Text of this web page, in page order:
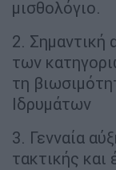
μισθολόγιο.
2.
των
τη
Ιδρυμάτων
3. Γενναία
τακτικής